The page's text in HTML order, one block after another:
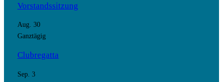
Vorstandssitzung
Aug. 30
Ganztägig
Clubregatta
Sep. 3